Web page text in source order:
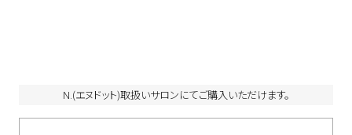
エチドロン酸、HEDTA-3Na、安息香酸Na、メチルパラベン、プ
N.(エヌドット)取扱いサロンにてご購入いただけます。